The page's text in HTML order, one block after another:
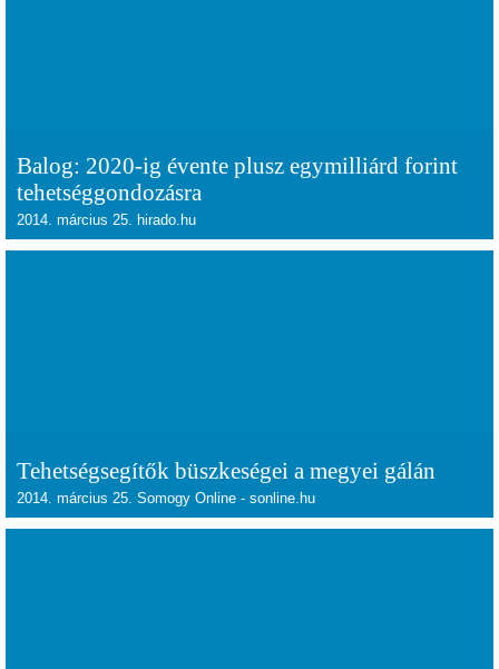
Balog: 2020-ig évente plusz egymilliárd forint
tehetséggondozásra
2014. március 25. hirado.hu
Tehetségsegítők büszkeségei a megyei gálán
2014. március 25. Somogy Online - sonline.hu